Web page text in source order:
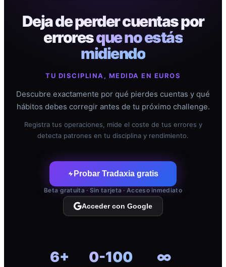
Deja de perder cuentas por
erroresque no estás
midiendo
TU DISCIPLINA, MEDIDA EN EUROS
Descubre exactamente por qué pierdes cuentas y qué
hábitos debes corregir antes de tu próximo challenge.
Registra tus operaciones, mide el coste de tus errores y
detecta patrones en tu disciplina y rendimiento.
Probar Tradaxia gratis
Beta gratuita · Sin tarjeta · Acceso inmediato
Acceder con Google
6+ 0-100 ∞